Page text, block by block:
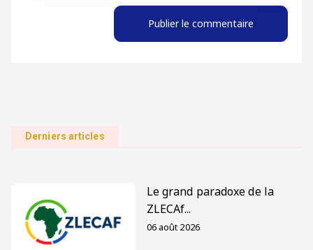
Publier le commentaire
Derniers articles
Le grand paradoxe de la
ZLECAf...
06 août 2026